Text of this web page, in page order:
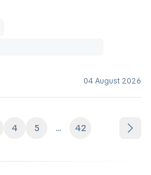
04 August 2026
4 5 ... 42